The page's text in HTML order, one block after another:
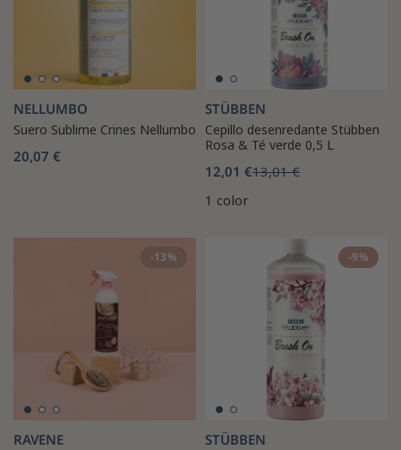
NELLUMBO
Suero Sublime Crines Nellumbo
20,07 €
STÜBBEN
Cepillo desenredante Stübben
Rosa & Té verde 0,5 L
12,01 €13,01 €
1 color
-13%
RAVENE
-9%
STÜBBEN